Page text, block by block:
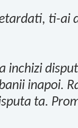
ti-ai
inchizi
inapoi.
ta.